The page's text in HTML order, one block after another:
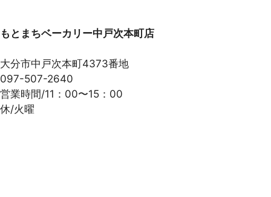
もとまちベーカリー中戸次本町店
大分市中戸次本町4373番地
097-507-2640
営業時間/11：00〜15：00
休/火曜